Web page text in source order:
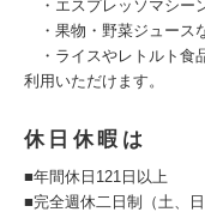
・エスプレッソマシー
・果物・野菜ジュース
・ライスやレトルト食
利用いただけます。
休日休暇は
■年間休日121日以上
■完全週休二日制（土、日